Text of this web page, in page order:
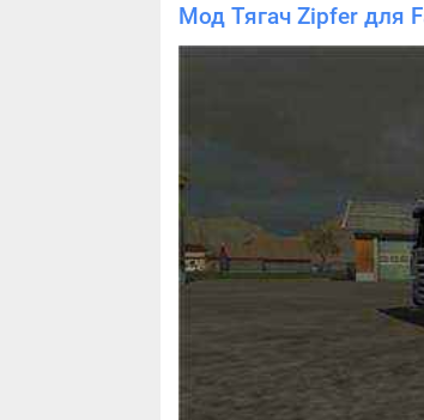
Мод Тягач Zipfer для